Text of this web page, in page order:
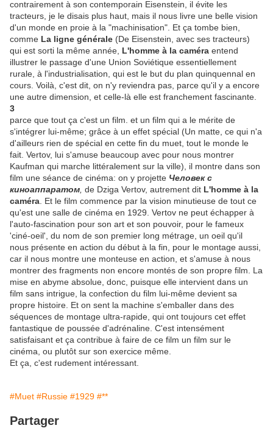
contrairement à son contemporain Eisenstein, il évite les
tracteurs, je le disais plus haut, mais il nous livre une belle vision
d'un monde en proie à la "machinisation". Et ça tombe bien,
comme La ligne générale (De Eisenstein, avec ses tracteurs)
qui est sorti la même année, L'homme à la caméra entend
illustrer le passage d'une Union Soviétique essentiellement
rurale, à l'industrialisation, qui est le but du plan quinquennal en
cours. Voilà, c'est dit, on n'y reviendra pas, parce qu'il y a encore
une autre dimension, et celle-là elle est franchement fascinante.
3
parce que tout ça c'est un film. et un film qui a le mérite de
s'intégrer lui-même; grâce à un effet spécial (Un matte, ce qui n'a
d'ailleurs rien de spécial en cette fin du muet, tout le monde le
fait. Vertov, lui s'amuse beaucoup avec pour nous montrer
Kaufman qui marche littéralement sur la ville), il montre dans son
film une séance de cinéma: on y projette Человек с
киноаппаратом de Dziga Vertov, autrement dit L'homme à la
caméra . Et le film commence par la vision minutieuse de tout ce
qu'est une salle de cinéma en 1929. Vertov ne peut échapper à
l'auto-fascination pour son art et son pouvoir, pour le fameux
'ciné-oeil', du nom de son premier long métrage, un oeil qu'il
nous présente en action du début à la fin, pour le montage aussi,
car il nous montre une monteuse en action, et s'amuse à nous
montrer des fragments non encore montés de son propre film. La
mise en abyme absolue, donc, puisque elle intervient dans un
film sans intrigue, la confection du film lui-même devient sa
propre histoire. Et on sent la machine s'emballer dans des
séquences de montage ultra-rapide, qui ont toujours cet effet
fantastique de poussée d'adrénaline. C'est intensément
satisfaisant et ça contribue à faire de ce film un film sur le
cinéma, ou plutôt sur son exercice même.
Et ça, c'est rudement intéressant.
#Muet #Russie #1929 #**
Partager